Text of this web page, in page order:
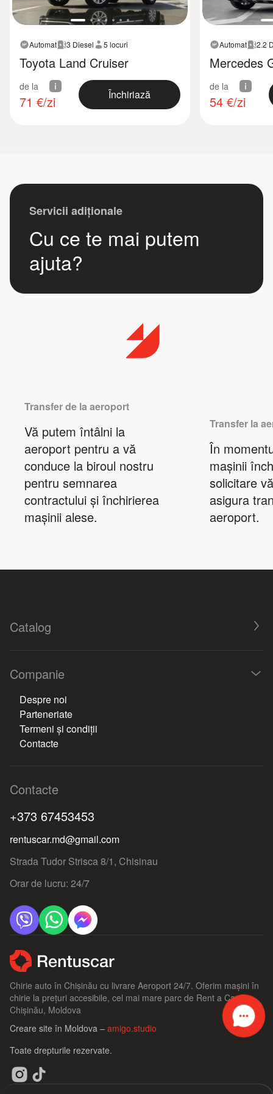
Automat 3 Diesel 5 locuri
Toyota Land Cruiser
de la
71 €/zi Închiriază
Automat 2.2
Mercedes
de la
54 €/zi
Servicii adiționale
Cu ce te mai putem
ajuta?
Transfer de la aeroport
Vă putem întâlni la
aeroport pentru a vă
conduce la biroul nostru
pentru semnarea
contractului și închirierea
mașinii alese.
Transfer la
În
mașinii
solicitare
asigura
aeroport.
Chirie auto în Chișinău cu livrare Aeroport 24/7. Oferim mașini în
chirie la prețuri accesibile, cel mai mare parc de Rent a Car în
Chișinău, Moldova
Creare site în Moldova – amigo.studio
Toate drepturile rezervate.
Catalog
Companie
Despre noi
Parteneriate
Termeni și condiții
Contacte
Contacte
+373 67453453
rentuscar.md@gmail.com
Strada Tudor Strisca 8/1, Chisinau
Orar de lucru: 24/7